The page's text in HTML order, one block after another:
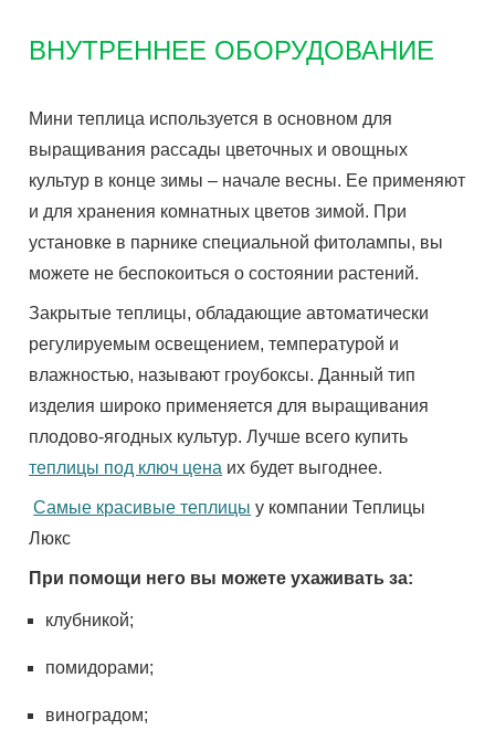
ВНУТРЕННЕЕ ОБОРУДОВАНИЕ
Мини теплица используется в основном для
выращивания рассады цветочных и овощных
культур в конце зимы – начале весны. Ее применяют
и для хранения комнатных цветов зимой. При
установке в парнике специальной фитолампы, вы
можете не беспокоиться о состоянии растений.
Закрытые теплицы, обладающие автоматически
регулируемым освещением, температурой и
влажностью, называют гроубоксы. Данный тип
изделия широко применяется для выращивания
плодово-ягодных культур. Лучше всего купить
теплицы под ключ цена их будет выгоднее.
Самые красивые теплицы у компании Теплицы
Люкс
При помощи него вы можете ухаживать за:
клубникой;
помидорами;
виноградом;